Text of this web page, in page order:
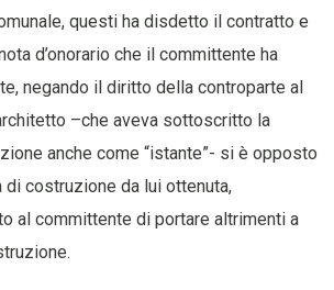
questi ha disdetto il contratto e
d’onorario che il committente ha
negando il diritto della controparte al
–che aveva sottoscritto la
anche come “istante”- si è opposto
di costruzione da lui ottenuta,
al committente di portare altrimenti a